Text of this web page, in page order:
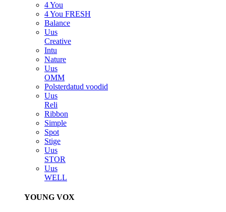
4 You
4 You FRESH
Balance
Uus
Creative
Intu
Nature
Uus
OMM
Polsterdatud voodid
Uus
Reli
Ribbon
Simple
Spot
Stige
Uus
STOR
Uus
WELL
YOUNG VOX